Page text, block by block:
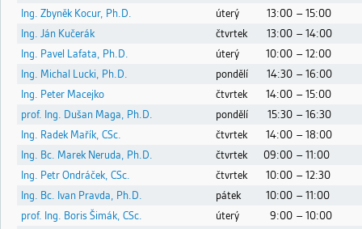
Ing. Zbyněk Kocur, Ph.D.
úterý 13:00 – 15:00
Ing. Ján Kučerák
čtvrtek 13:00 – 14:00
Ing. Pavel Lafata, Ph.D.
úterý 10:00 – 12:00
Ing. Michal Lucki, Ph.D.
pondělí 14:30 – 16:00
Ing. Peter Macejko
čtvrtek 14:00 – 15:00
prof. Ing. Dušan Maga, Ph.D.
pondělí 15:30 – 16:30
Ing. Radek Mařík, CSc.
čtvrtek 14:00 – 18:00
Ing. Bc. Marek Neruda, Ph.D.
čtvrtek 09:00 – 11:00
Ing. Petr Ondráček, CSc.
čtvrtek 10:00 – 12:30
Ing. Bc. Ivan Pravda, Ph.D.
pátek 10:00 – 11:00
prof. Ing. Boris Šimák, CSc.
úterý 9:00 – 10:00